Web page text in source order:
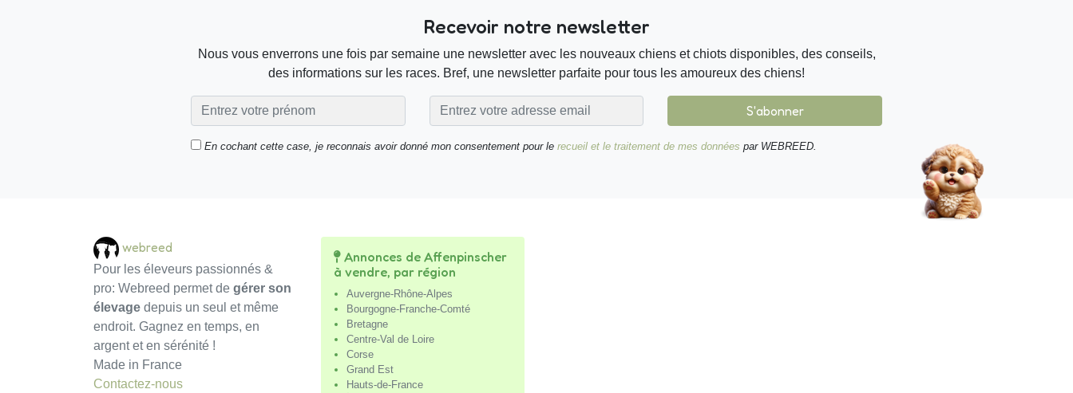
Recevoir notre newsletter
Nous vous enverrons une fois par semaine une newsletter avec les nouveaux chiens et chiots disponibles, des conseils,
des informations sur les races. Bref, une newsletter parfaite pour tous les amoureux des chiens!
S'abonner
En cochant cette case, je reconnais avoir donné mon consentement pour le recueil et le traitement de mes données par WEBREED.
webreed
Pour les éleveurs passionnés &
pro: Webreed permet de gérer son
élevage depuis un seul et même
endroit. Gagnez en temps, en
argent et en sérénité !
Made in France
Contactez-nous
Annonces de Affenpinscher
à vendre, par région
Auvergne-Rhône-Alpes
Bourgogne-Franche-Comté
Bretagne
Centre-Val de Loire
Corse
Grand Est
Hauts-de-France